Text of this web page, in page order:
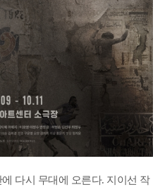
다시 무대에 오른다. 지이선 작